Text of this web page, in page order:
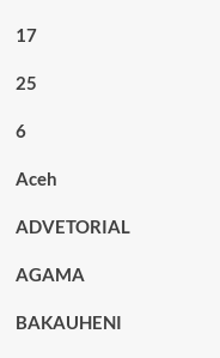
17
25
6
Aceh
ADVETORIAL
AGAMA
BAKAUHENI